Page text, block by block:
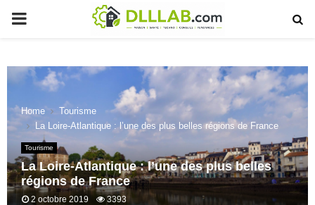
PRIMARY
Home
Tourisme
La Loire-Atlantique : l’une des plus belles régions de France
Tourisme
La Loire-Atlantique : l’une des plus belles
régions de France
2 octobre 2019 3393